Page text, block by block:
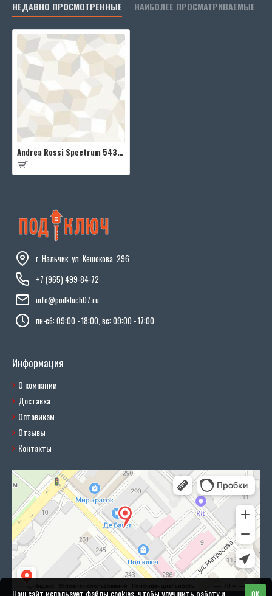
НЕДАВНО ПРОСМОТРЕННЫЕ НАИБОЛЕЕ ПРОСМАТРИВАЕМЫЕ
Andrea Rossi Spectrum 54336-1
г. Нальчик, ул. Кешокова, 296
+7 (965) 499-84-72
info@podkluch07.ru
пн-сб: 09:00 - 18:00, вс: 09:00 - 17:00
Информация
О компании
Доставка
Оптовикам
Отзывы
Контакты
Наш сайт использует файлы cookies, чтобы улучшить работу и